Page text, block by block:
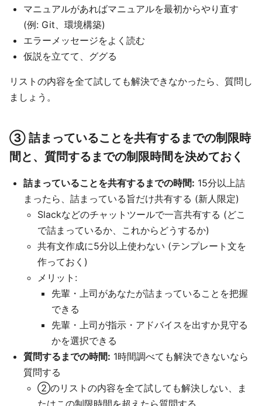
マニュアルがあればマニュアルを最初からやり直す
(例: Git、環境構築)
エラーメッセージをよく読む
仮説を立てて、ググる
リストの内容を全て試しても解決できなかったら、質問し
ましょう。
③ 詰まっていることを共有するまでの制限時
間と、質問するまでの制限時間を決めておく
詰まっていることを共有するまでの時間: 15分以上詰
まったら、詰まっている旨だけ共有する (新人限定)
Slackなどのチャットツールで一言共有する (どこ
で詰まっているか、これからどうするか)
共有文作成に5分以上使わない (テンプレート文を
作っておく)
メリット:
先輩・上司があなたが詰まっていることを把握
できる
先輩・上司が指示・アドバイスを出すか見守る
かを選択できる
質問するまでの時間: 1時間調べても解決できないなら
質問する
②のリストの内容を全て試しても解決しない、ま
たはこの制限時間を超えたら質問する